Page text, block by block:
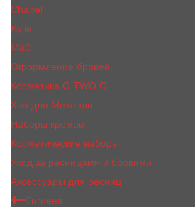
Сhanеl
Kylie
MaC
Оформление бровей
Косметика O.TWO.O
Хна для Мехенди
Наборы кремов
Косметические наборы
Уход за ресницами и бровями
Аксессуары для ресниц
Гигиена